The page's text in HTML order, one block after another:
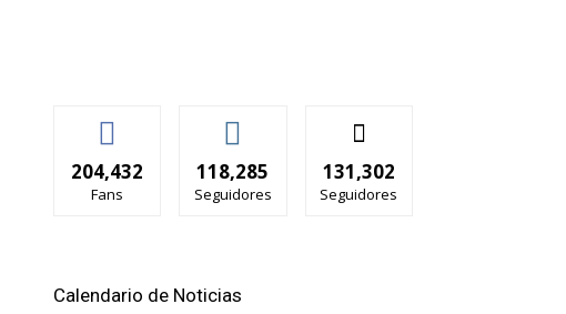
204,432
Fans
118,285
Seguidores
131,302
Seguidores
Calendario de Noticias